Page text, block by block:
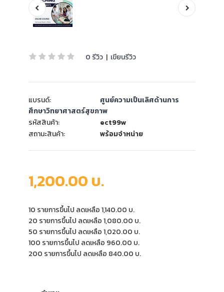
0 รีวิว | เขียนรีวิว
แบรนด์:
ศูนย์ความเป็นเลิศด้านการ
ศึกษาวิทยาศาสตร์สุขภาพ
รหัสสินค้า:
ect99w
สถานะสินค้า:
พร้อมจำหน่าย
1,200.00 บ.
10 รายการขึ้นไป ลดเหลือ 1,140.00 บ.
20 รายการขึ้นไป ลดเหลือ 1,080.00 บ.
50 รายการขึ้นไป ลดเหลือ 1,020.00 บ.
100 รายการขึ้นไป ลดเหลือ 960.00 บ.
200 รายการขึ้นไป ลดเหลือ 840.00 บ.